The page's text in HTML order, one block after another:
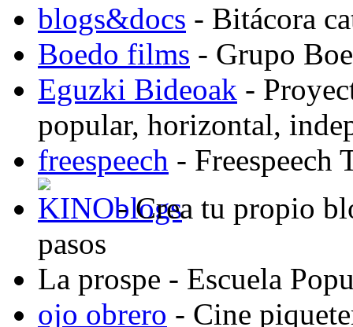
blogs&docs - Bitácora
Boedo films - Grupo
Eguzki Bideoak -
popular, horizontal,
freespeech - Freespeech
- Crea tu propio
pasos
La prospe - Escuela
ojo obrero - Cine